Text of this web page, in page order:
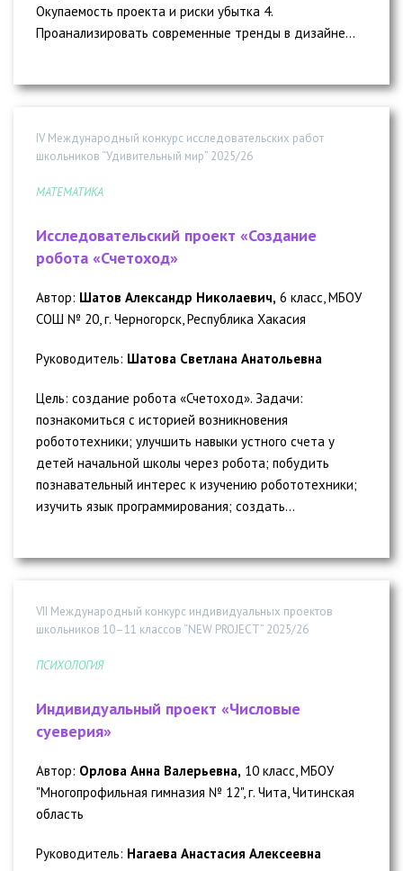
Окупаемость проекта и риски убытка 4.
Проанализировать современные тренды в дизайне...
IV Международный конкурс исследовательских работ
школьников “Удивительный мир” 2025/26
МАТЕМАТИКА
Исследовательский проект «Создание
робота «Счетоход»
Автор: Шатов Александр Николаевич, 6 класс, МБОУ
СОШ № 20, г. Черногорск, Республика Хакасия
Руководитель: Шатова Светлана Анатольевна
Цель: создание робота «Счетоход». Задачи:
познакомиться с историей возникновения
робототехники; улучшить навыки устного счета у
детей начальной школы через робота; побудить
познавательный интерес к изучению робототехники;
изучить язык программирования; создать...
VII Международный конкурс индивидуальных проектов
школьников 10–11 классов “NEW PROJECT” 2025/26
ПСИХОЛОГИЯ
Индивидуальный проект «Числовые
суеверия»
Автор: Орлова Анна Валерьевна, 10 класс, МБОУ
"Многопрофильная гимназия № 12", г. Чита, Читинская
область
Руководитель: Нагаева Анастасия Алексеевна